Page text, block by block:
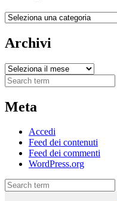
Categorie
Archivi
Archivi
Meta
Accedi
Feed dei contenuti
Feed dei commenti
WordPress.org